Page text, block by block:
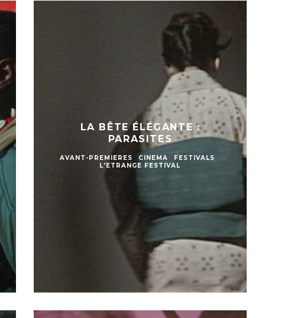
LA BÊTE ÉLÉGANTE :
PARASITES
AVANT-PREMIERES CINEMA
FESTIVALS
L'ETRANGE FESTIVAL